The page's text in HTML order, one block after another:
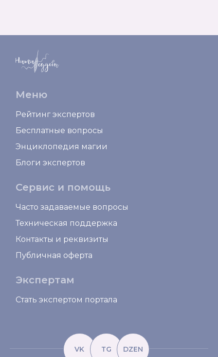
Меню
Рейтинг экспертов
Бесплатные вопросы
Энциклопедия магии
Блоги экспертов
Сервис и помощь
Часто задаваемые вопросы
Техническая поддержка
Контакты и реквизиты
Публичная оферта
Экспертам
Стать экспертом портала
VK TG DZEN